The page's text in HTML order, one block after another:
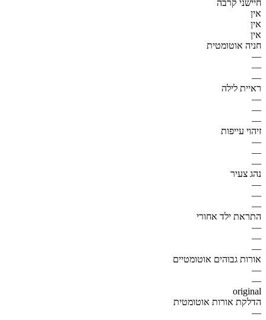
חיישני קרבה
אין
אין
אין
חניה אוטומטית
—
—
—
ראיית לילה
—
—
—
זיהוי עייפות
—
—
—
נהג צעיר
—
—
—
התראת ילד אחורי
—
—
—
אורות גבוהים אוטומטיים
—
—
original
הדלקת אורות אוטומטית
—